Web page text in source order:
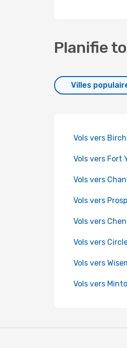
Planifie
Villes
Vols vers
Vols vers Fort
Vols vers
Vols vers
Vols vers
Vols vers
Vols vers
Vols vers Minto